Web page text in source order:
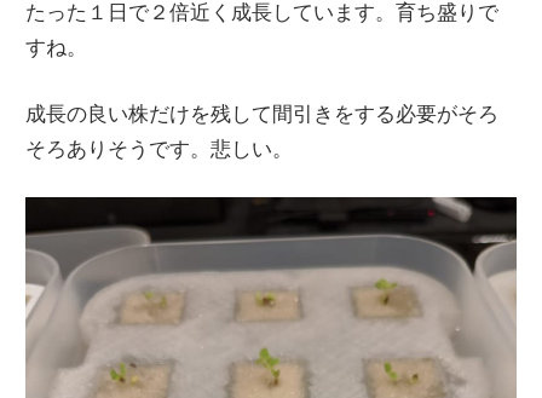
たった１日で２倍近く成長しています。育ち盛りで
すね。
成長の良い株だけを残して間引きをする必要がそろ
そろありそうです。悲しい。